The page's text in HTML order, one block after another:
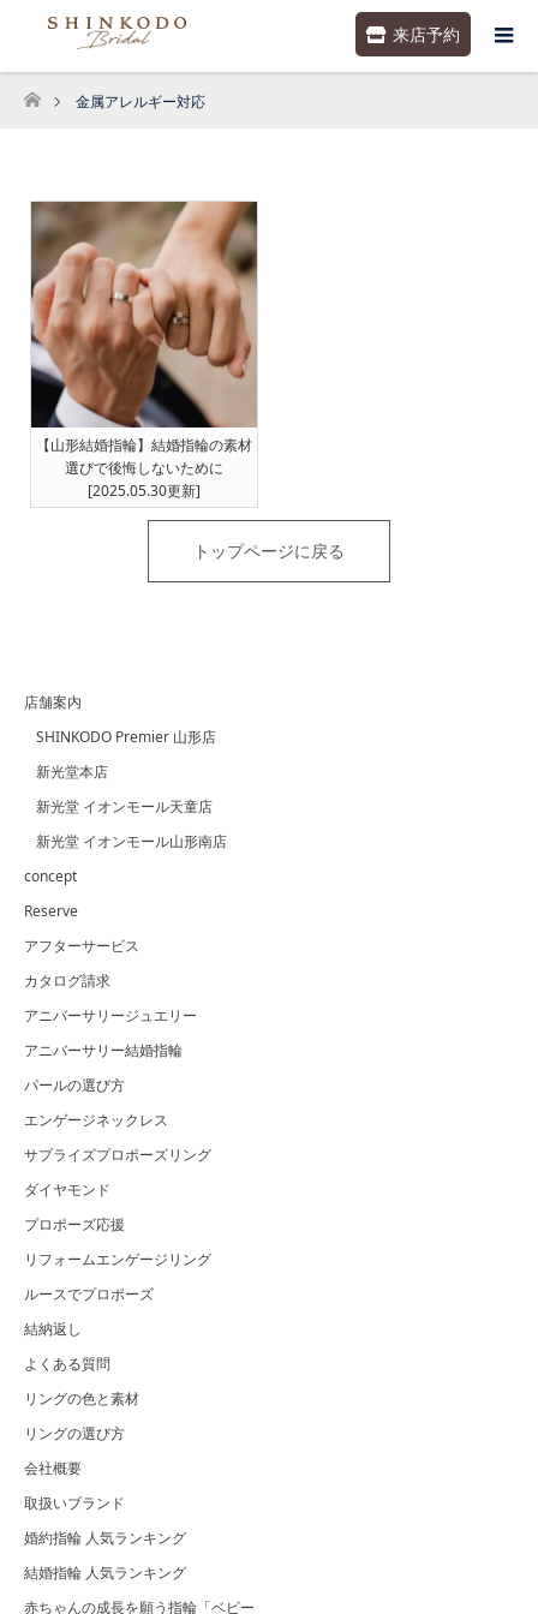
来店予約
ホーム
金属アレルギー対応
【山形結婚指輪】結婚指輪の素材
選びで後悔しないために
[2025.05.30更新]
トップページに戻る
店舗案内
SHINKODO Premier 山形店
新光堂本店
新光堂 イオンモール天童店
新光堂 イオンモール山形南店
concept
Reserve
アフターサービス
カタログ請求
アニバーサリージュエリー
アニバーサリー結婚指輪
パールの選び方
エンゲージネックレス
サプライズプロポーズリング
ダイヤモンド
プロポーズ応援
リフォームエンゲージリング
ルースでプロポーズ
結納返し
よくある質問
リングの色と素材
リングの選び方
会社概要
取扱いブランド
婚約指輪 人気ランキング
結婚指輪 人気ランキング
赤ちゃんの成長を願う指輪「ベビー